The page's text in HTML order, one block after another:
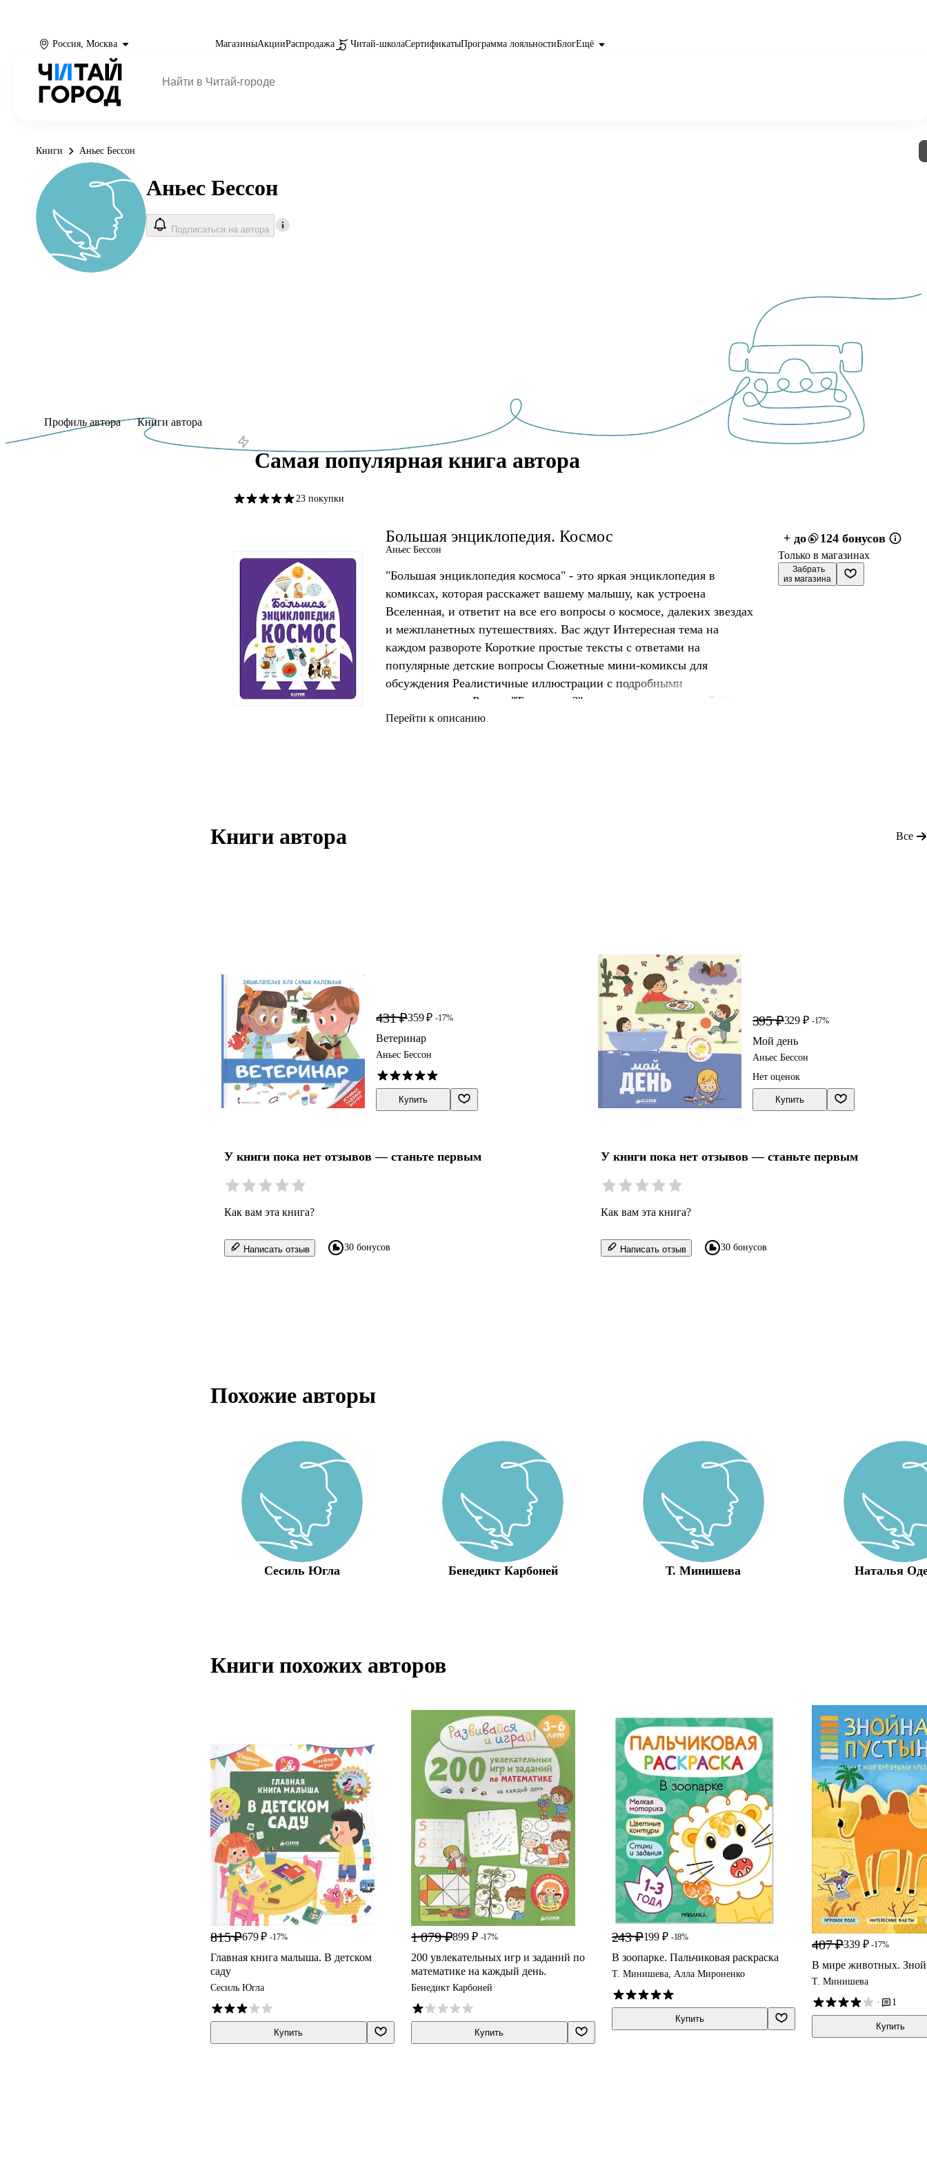
Россия, Москва МагазиныАкцииРаспродажа Читай-школаСертификатыПрограмма лояльностиБлогЕщё
Книги Аньес Бессон
Аньес Бессон
Подписаться на автора
Профиль автора Книги автора
Самая популярная книга автора
23 покупки
Большая энциклопедия. Космос
Аньес Бессон
+ до 124 бонусов
Только в магазинах
Забрать
из магазина
"Большая энциклопедия космоса" - это яркая энциклопедия в
комиксах, которая расскажет вашему малышу, как устроена
Вселенная, и ответит на все его вопросы о космосе, далеких звездах
и межпланетных путешествиях. Вас ждут Интересная тема на
каждом развороте Короткие простые тексты с ответами на
популярные детские вопросы Сюжетные мини-комиксы для
обсуждения Реалистичные иллюстрации с подробными
комментариями Раздел "Ты знаешь?" для закрепления знаний. Эту
книгу можно читать не один год! Мы уверены - вы будете
Перейти к описанию
Книги автора Все
431 ₽359 ₽ -17%
Ветеринар
Аньес Бессон
Купить
У книги пока нет отзывов — станьте первым
Как вам эта книга?
Написать отзыв 30 бонусов
395 ₽329 ₽ -17%
Мой день
Аньес Бессон
Нет оценок
Купить
У книги пока нет отзывов — станьте первым
Как вам эта книга?
Написать отзыв 30 бонусов
Похожие авторы
Сесиль Югла Бенедикт Карбоней Т. Минишева Наталья
Книги похожих авторов
815 ₽679 ₽ -17%
Главная книга малыша. В детском
саду
Сесиль Югла
Купить
1 079 ₽899 ₽ -17%
200 увлекательных игр и заданий по
математике на каждый день.
Бенедикт Карбоней
Купить
243 ₽199 ₽ -18%
В зоопарке. Пальчиковая раскраска
Т. Минишева, Алла Мироненко
Купить
407 ₽339 ₽ -17%
В мире животных.
Т. Минишева
·
1
Купить